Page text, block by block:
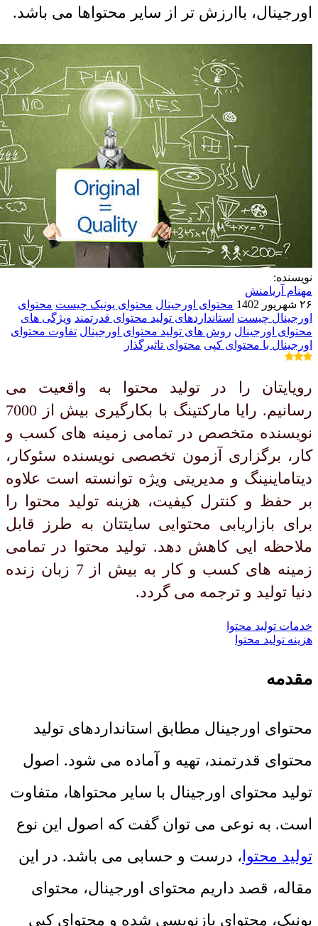
اورجینال، باارزش تر از سایر محتواها می باشد.
نویسنده:
مهنام آریامنش
۲۶ شهریور 1402
محتوای اورجینال محتوای یونیک چیست محتوای
اورجینال چیست استانداردهای تولید محتوای قدرتمند ویژگی های
محتوای اورجینال روش های تولید محتوای اورجینال تفاوت محتوای
اورجینال با محتوای کپی محتوای تاثیرگذار
رویایتان را در تولید محتوا به واقعیت می
رسانیم. رایا مارکتینگ با بکارگیری بیش از 7000
نویسنده متخصص در تمامی زمینه های کسب و
کار، برگزاری آزمون تخصصی نویسنده سئوکار،
دیتاماینینگ و مدیریتی ویژه توانسته است علاوه
بر حفظ و کنترل کیفیت، هزینه تولید محتوا را
برای بازاریابی محتوایی سایتتان به طرز قابل
ملاحظه ایی کاهش دهد. تولید محتوا در تمامی
زمینه های کسب و کار به بیش از 7 زبان زنده
دنیا تولید و ترجمه می گردد.
خدمات تولید محتوا
هزینه تولید محتوا
مقدمه
محتوای اورجینال مطابق استانداردهای تولید
محتوای قدرتمند، تهیه و آماده می شود. اصول
تولید محتوای اورجینال با سایر محتواها، متفاوت
است. به نوعی می توان گفت که اصول این نوع
تولید محتوا، درست و حسابی می باشد. در این
مقاله، قصد داریم محتوای اورجینال، محتوای
یونیک، محتوای بازنویسی شده و محتوای کپی